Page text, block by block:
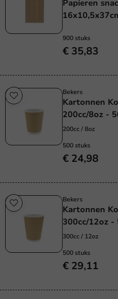
Papieren
900 stuks
€ 35,83
Bekers
Kartonnen
200cc/8oz -
200cc / 8oz
500 stuks
€ 24,98
Bekers
Kartonnen
300cc/12oz -
300cc / 12oz
500 stuks
€ 29,11